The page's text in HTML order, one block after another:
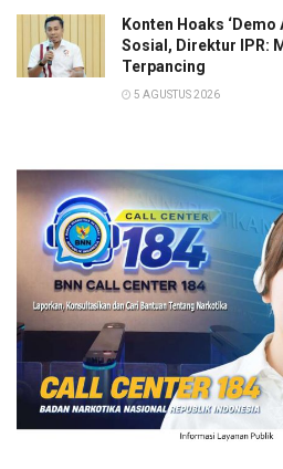
Konten Hoaks
Sosial, Direktur IPR:
Terpancing
5 AGUSTUS 2026